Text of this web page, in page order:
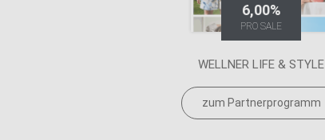
6,00%
PRO SALE
WELLNER LIFE & STYLE
zum Partnerprogramm